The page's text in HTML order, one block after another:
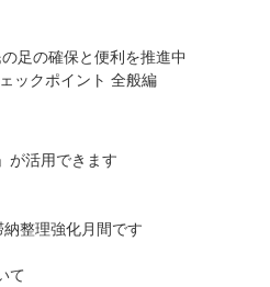
足の確保と便利を推進中
ックポイント 全般編
が活用できます
整理強化月間です
て